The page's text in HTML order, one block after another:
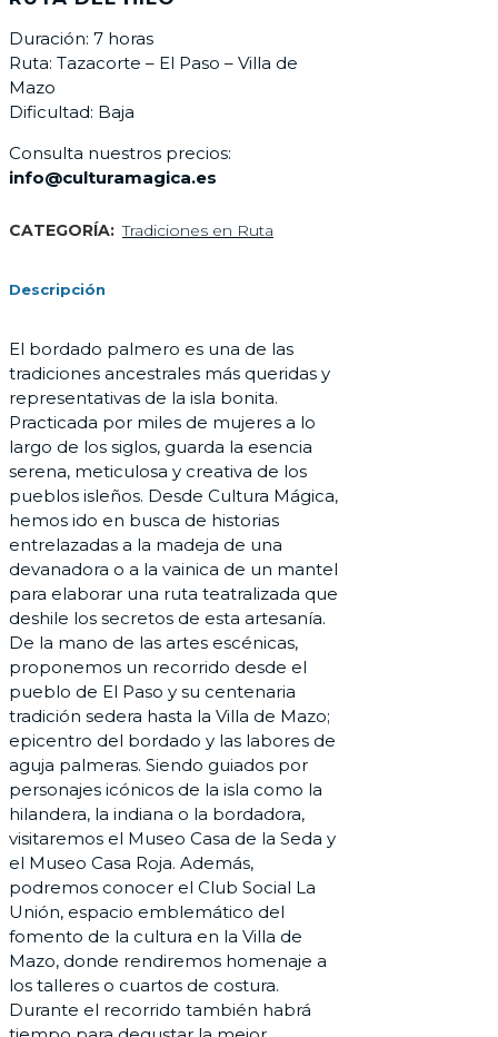
Duración: 7 horas
Ruta: Tazacorte – El Paso – Villa de
Mazo
Dificultad: Baja
Consulta nuestros precios:
info@culturamagica.es
CATEGORÍA: Tradiciones en Ruta
Descripción
El bordado palmero es una de las
tradiciones ancestrales más queridas y
representativas de la isla bonita.
Practicada por miles de mujeres a lo
largo de los siglos, guarda la esencia
serena, meticulosa y creativa de los
pueblos isleños. Desde Cultura Mágica,
hemos ido en busca de historias
entrelazadas a la madeja de una
devanadora o a la vainica de un mantel
para elaborar una ruta teatralizada que
deshile los secretos de esta artesanía.
De la mano de las artes escénicas,
proponemos un recorrido desde el
pueblo de El Paso y su centenaria
tradición sedera hasta la Villa de Mazo;
epicentro del bordado y las labores de
aguja palmeras. Siendo guiados por
personajes icónicos de la isla como la
hilandera, la indiana o la bordadora,
visitaremos el Museo Casa de la Seda y
el Museo Casa Roja. Además,
podremos conocer el Club Social La
Unión, espacio emblemático del
fomento de la cultura en la Villa de
Mazo, donde rendiremos homenaje a
los talleres o cuartos de costura.
Durante el recorrido también habrá